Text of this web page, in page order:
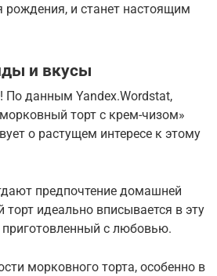
рождения, и станет настоящим
и вкусы
По данным Yandex.Wordstat,
торт с крем-чизом»
о растущем интересе к этому
предпочтение домашней
идеально вписывается в эту
приготовленный с любовью.
морковного торта, особенно в